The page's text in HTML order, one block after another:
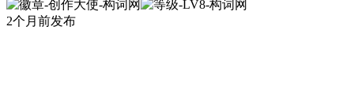
2个月前发布